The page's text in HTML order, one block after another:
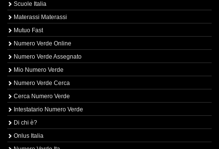
Scuole Italia
Materassi Materassi
Mutuo Fast
Numero Verde Online
Numero Verde Assegnato
Mio Numero Verde
Numero Verde Cerca
Cerca Numero Verde
Intestatario Numero Verde
Di chi è?
Onlus Italia